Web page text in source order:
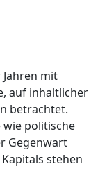
mit
auf inhaltlicher
betrachtet.
wie politische
Gegenwart
stehen